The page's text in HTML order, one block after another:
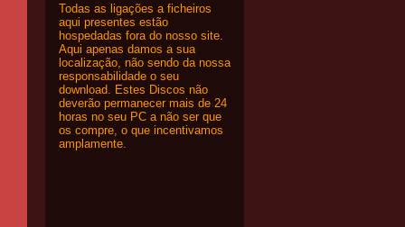
Todas as ligações a ficheiros
aqui presentes estão
hospedadas fora do nosso site.
Aqui apenas damos a sua
localização, não sendo da nossa
responsabilidade o seu
download. Estes Discos não
deverão permanecer mais de 24
horas no seu PC a não ser que
os compre, o que incentivamos
amplamente.